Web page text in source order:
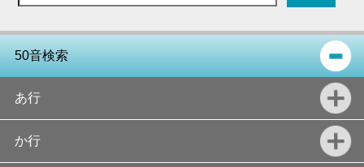
50音検索
あ行
か行